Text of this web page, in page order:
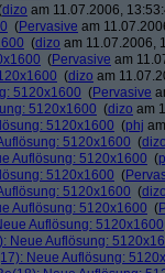
dizo am 11.07.2006,
(Pervasive am
(dizo am 11.07.2006,
(Pervasive am
(dizo am
5120x1600 (Pervasive
5120x1600 (dizo am
5120x1600 (phj
5120x1600 (dizo
Auflösung: 5120x1600 (
5120x1600 (
5120x1600 (dizo
Auflösung: 5120x1600 (
Auflösung: 5120x1600
Neue Auflösung:
Neue Auflösung: